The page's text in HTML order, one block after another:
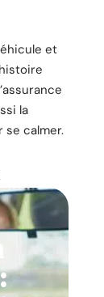
et
la
se calmer.